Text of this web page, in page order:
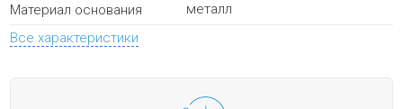
Материал основания
металл
Все характеристики